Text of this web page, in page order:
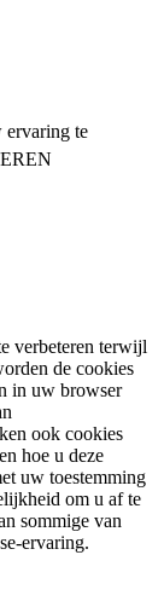
ervaring te
verbeteren terwijl
de cookies
in uw browser
ook cookies
hoe u deze
uw toestemming
om u af te
sommige van
ervaring.